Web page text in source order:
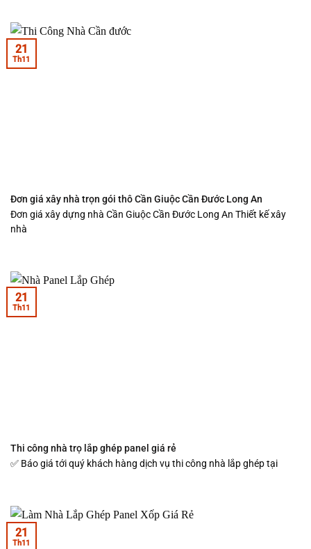
Đơn giá xây nhà trọn gói thô Cần Giuộc Cần Đước Long An
Đơn giá xây dựng nhà Cần Giuộc Cần Đước Long An Thiết kế xây
nhà
21
Th11
Thi công nhà trọ lắp ghép panel giá rẻ
✅ Báo giá tới quý khách hàng dịch vụ thi công nhà lắp ghép tại
21
Th11
21
Th11